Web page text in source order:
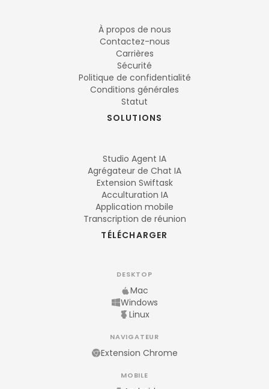
À propos de nous
Contactez-nous
Carrières
Sécurité
Politique de confidentialité
Conditions générales
Statut
SOLUTIONS
Studio Agent IA
Agrégateur de Chat IA
Extension Swiftask
Acculturation IA
Application mobile
Transcription de réunion
TÉLÉCHARGER
DESKTOP
Mac
Windows
Linux
NAVIGATEUR
Extension Chrome
MOBILE